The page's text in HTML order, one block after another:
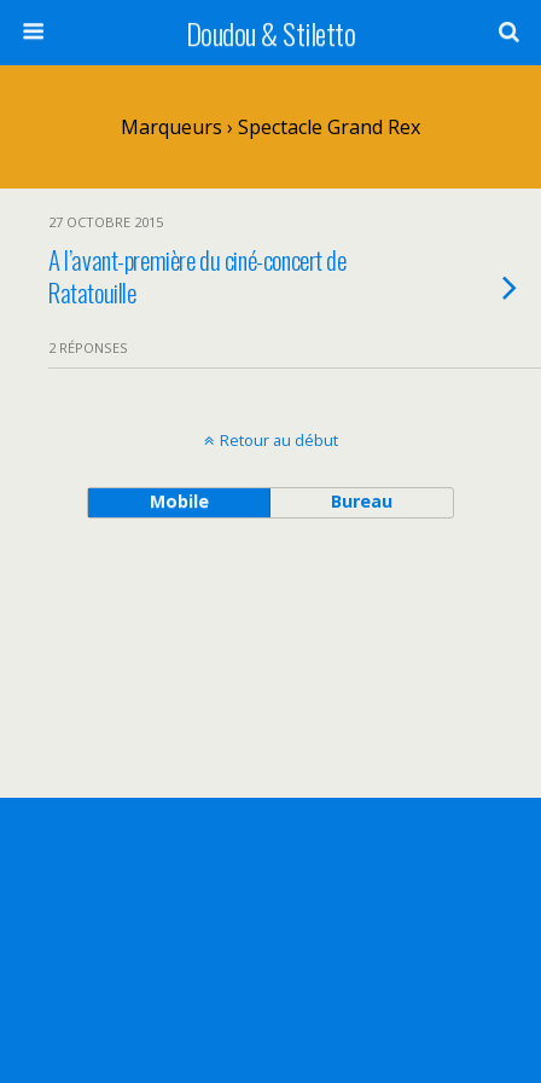
Doudou & Stiletto
Marqueurs › Spectacle Grand Rex
27 OCTOBRE 2015
A l’avant-première du ciné-concert de
Ratatouille
2 RÉPONSES
Retour au début
Mobile Bureau